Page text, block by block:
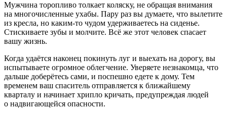
Мужчина торопливо толкает коляску, не обращая внимания
на многочисленные ухабы. Пару раз вы думаете, что вылетите
из кресла, но каким-то чудом удерживаетесь на сиденье.
Стискиваете зубы и молчите. Всё же этот человек спасает
вашу жизнь.
Когда удаётся наконец покинуть луг и выехать на дорогу, вы
испытываете огромное облегчение. Уверяете незнакомца, что
дальше доберётесь сами, и поспешно едете к дому. Тем
временем ваш спаситель отправляется к ближайшему
кварталу и начинает хрипло кричать, предупреждая людей
о надвигающейся опасности.